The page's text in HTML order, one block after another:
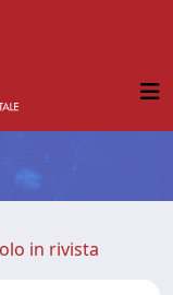
in rivista